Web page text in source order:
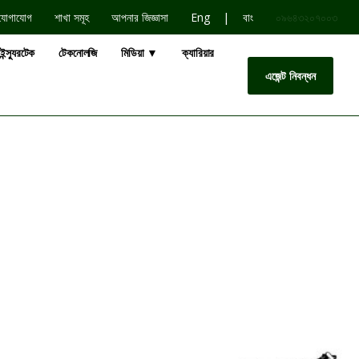
শাখা সমূহ আপনার জিজ্ঞাসা Eng | বাং ০৯৬৪৩২০৭০০৩
ইন্স্যুরটেক টেকনোলজি মিডিয়া ▼
ক্যারিয়ার
এজেন্ট নিবন্ধন